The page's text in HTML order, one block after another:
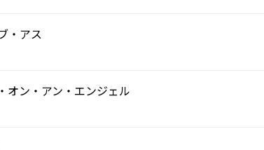
・アス
オン・アン・エンジェル